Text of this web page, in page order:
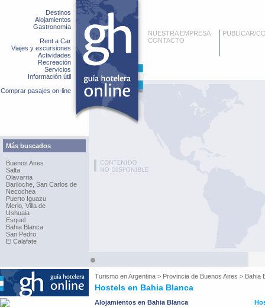
Destinos
Alojamientos
Gastronomía
Rent a Car
Viajes y excursiones
Actividades
Recreación
Servicios
Información útil
Comprar pasajes on-line
Más buscados
Buenos Aires
Salta
Olavarria
Bariloche, San Carlos de
Necochea
Puerto Iguazu
Merlo, Villa de
Ushuaia
Esquel
Bahia Blanca
San Pedro
El Calafate
NUESTRA EMPRESA
CONTACTO
PUBLICAR/
Turismo enArgentina > Provincia de Buenos Aires > Bahia
Hostels en Bahia Blanca
Alojamientos en Bahia Blanca